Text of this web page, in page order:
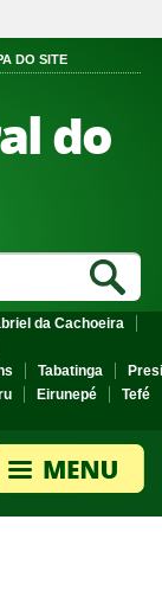
DO SITE
do
da Cachoeira
Tabatinga
Eirunepé
Tefé